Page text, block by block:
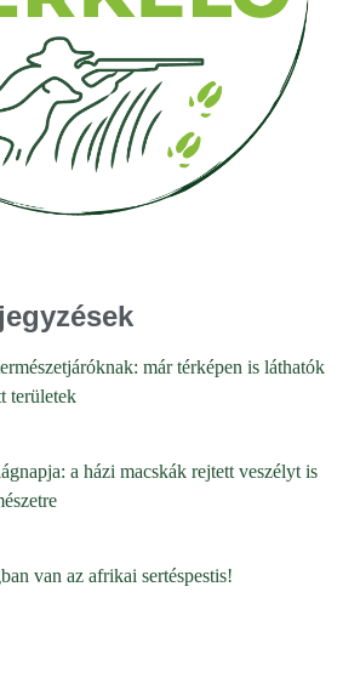
már térképen is láthatók
területek
a házi macskák rejtett veszélyt is
van az afrikai sertéspestis!